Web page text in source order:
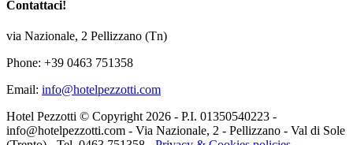
Contattaci!
via Nazionale, 2 Pellizzano (Tn)
Phone: +39 0463 751358
Email: info@hotelpezzotti.com
Hotel Pezzotti © Copyright 2026 - P.I. 01350540223 -
info@hotelpezzotti.com - Via Nazionale, 2 - Pellizzano - Val di Sole